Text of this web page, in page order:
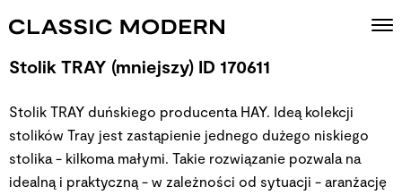
Stolik TRAY (mniejszy) ID 170611
Stolik TRAY duńskiego producenta HAY. Ideą kolekcji
stolików Tray jest zastąpienie jednego dużego niskiego
stolika - kilkoma małymi. Takie rozwiązanie pozwala na
idealną i praktyczną - w zależności od sytuacji - aranżację